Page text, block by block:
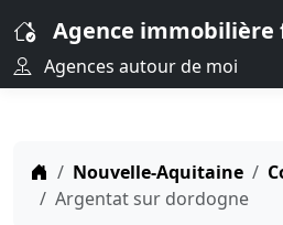
Agence immobilière
Agences autour de moi
Nouvelle-Aquitaine
Argentat sur dordogne